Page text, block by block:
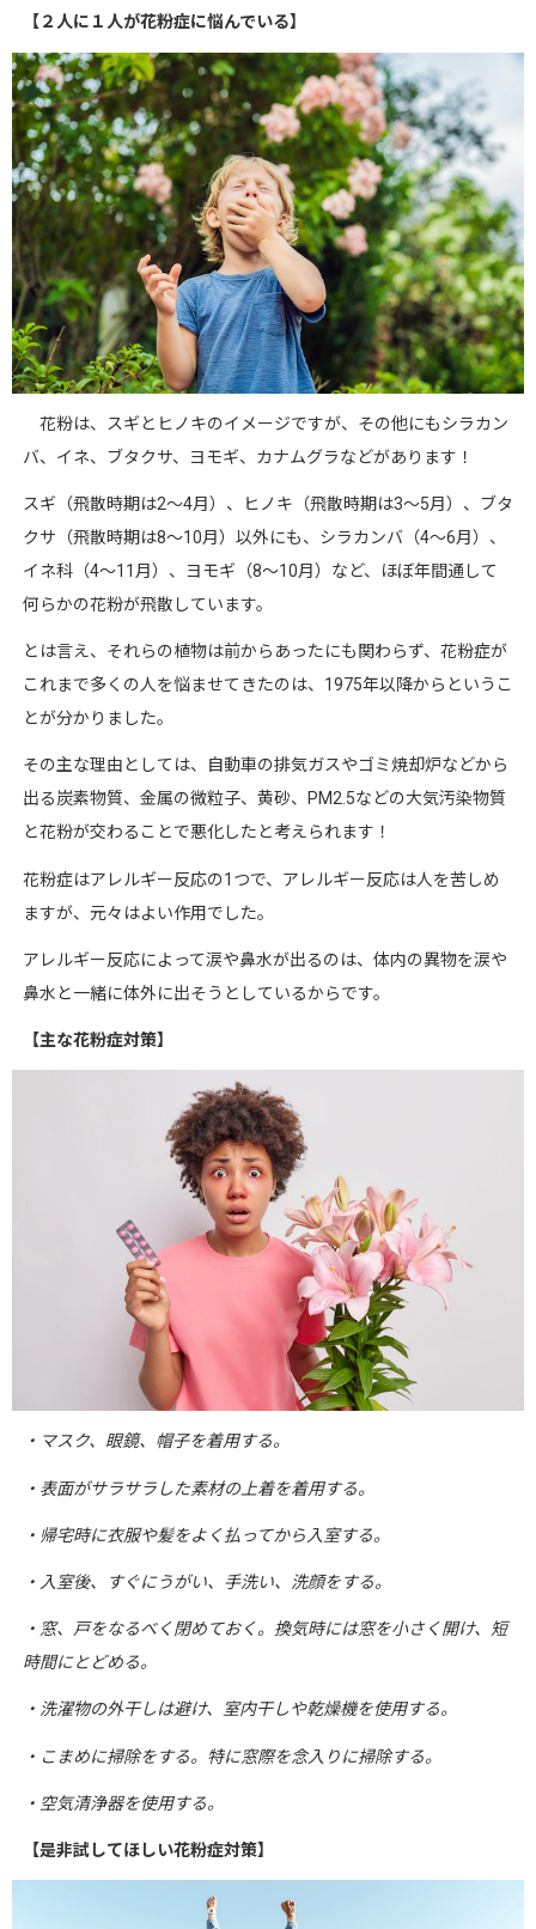
【２人に１人が花粉症に悩んでいる】
花粉は、スギとヒノキのイメージですが、その他にもシラカン
バ、イネ、ブタクサ、ヨモギ、カナムグラなどがあります！
スギ（飛散時期は2～4月）、ヒノキ（飛散時期は3～5月）、ブタ
クサ（飛散時期は8～10月）以外にも、シラカンバ（4～6月）、
イネ科（4～11 月）、ヨモギ（8～10月）など、ほぼ年間通して
何らかの花粉が飛散しています。
とは言え、それらの植物は前からあったにも関わらず、花粉症が
これまで多くの人を悩ませてきたのは、 1975年以降からというこ
とが分かりました。
その主な理由としては、自動車の排気ガスやゴミ焼却炉などから
出る炭素物質、金属の微粒子、黄砂、
PM2.5などの大気汚染物質
と花粉が交わることで悪化したと考えられます！
花粉症はアレルギー反応の1 つで、アレルギー反応は人を苦しめ
ますが、元々はよい作用でした。
アレルギー反応によって涙や鼻水が出るのは、体内の異物を涙や
鼻水と一緒に体外に出そうとしているからです。
【主な花粉症対策】
・マスク、眼鏡、帽子を着用する。
・表面がサラサラした素材の上着を着用する。
・帰宅時に衣服や髪をよく払ってから入室する。
・入室後、すぐにうがい、手洗い、洗顔をする。
・窓、戸をなるべく閉めておく。換気時には窓を小さく開け、短
時間にとどめる。
・洗濯物の外干しは避け、室内干しや乾燥機を使用する。
・こまめに掃除をする。特に窓際を念入りに掃除する。
・空気清浄器を使用する。
【是非試してほしい花粉症対策】